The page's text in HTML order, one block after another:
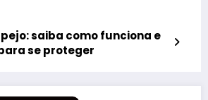
saiba como funciona e
se proteger